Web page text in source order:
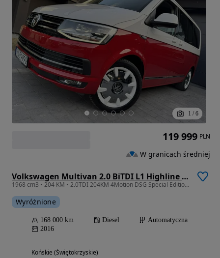
1 / 6
Volkswagen Multivan 2.0 BiTDI L1 Highline 4Motion DSG
1968 cm3 • 204 KM • 2.0TDI 204KM 4Motion DSG Special Edition Bulli Biało-Czerwony
Wyróżnione
168 000 km Diesel
Automatyczna
2016
Końskie (Świętokrzyskie)
119 999 PLN
W granicach średniej